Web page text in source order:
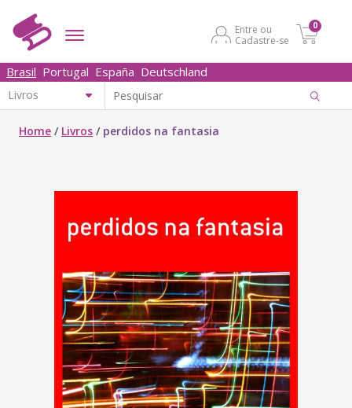
Entre ou
Cadastre-se
0
Brasil Portugal España Deutschland
Home / Livros / perdidos na fantasia